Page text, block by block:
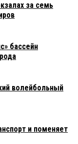
за семь
бассейн
волейбольный
и поменяет